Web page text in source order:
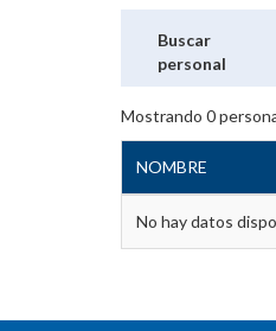
Buscar
personal
Mostrando 0
NOMBRE
No hay datos